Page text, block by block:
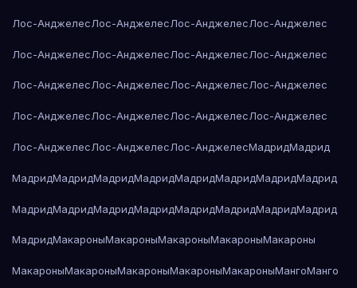
Лос-АнджелесЛос-АнджелесЛос-АнджелесЛос-Анджелес
Лос-АнджелесЛос-АнджелесЛос-АнджелесЛос-Анджелес
Лос-АнджелесЛос-АнджелесЛос-АнджелесЛос-Анджелес
Лос-АнджелесЛос-АнджелесЛос-АнджелесЛос-Анджелес
Лос-АнджелесЛос-АнджелесЛос-АнджелесМадридМадрид
МадридМадридМадридМадридМадридМадридМадридМадрид
МадридМадридМадридМадридМадридМадридМадридМадрид
МадридМакароныМакароныМакароныМакароныМакароны
МакароныМакароныМакароныМакароныМакароныМангоМанго